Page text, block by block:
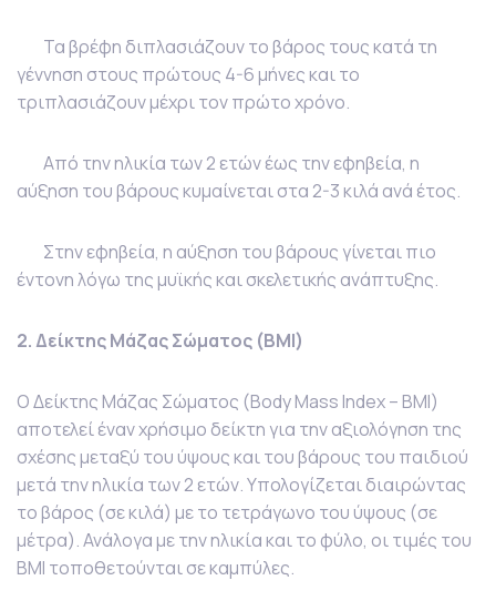
Τα βρέφη διπλασιάζουν το βάρος τους κατά τη
γέννηση στους πρώτους 4-6 μήνες και το
τριπλασιάζουν μέχρι τον πρώτο χρόνο.
Από την ηλικία των 2 ετών έως την εφηβεία, η
αύξηση του βάρους κυμαίνεται στα 2-3 κιλά ανά έτος.
Στην εφηβεία, η αύξηση του βάρους γίνεται πιο
έντονη λόγω της μυϊκής και σκελετικής ανάπτυξης.
2. Δείκτης Μάζας Σώματος (BMI)
Ο Δείκτης Μάζας Σώματος (Body Mass Index – BMI)
αποτελεί έναν χρήσιμο δείκτη για την αξιολόγηση της
σχέσης μεταξύ του ύψους και του βάρους του παιδιού
μετά την ηλικία των 2 ετών. Υπολογίζεται διαιρώντας
το βάρος (σε κιλά) με το τετράγωνο του ύψους (σε
μέτρα). Ανάλογα με την ηλικία και το φύλο, οι τιμές του
BMI τοποθετούνται σε καμπύλες.